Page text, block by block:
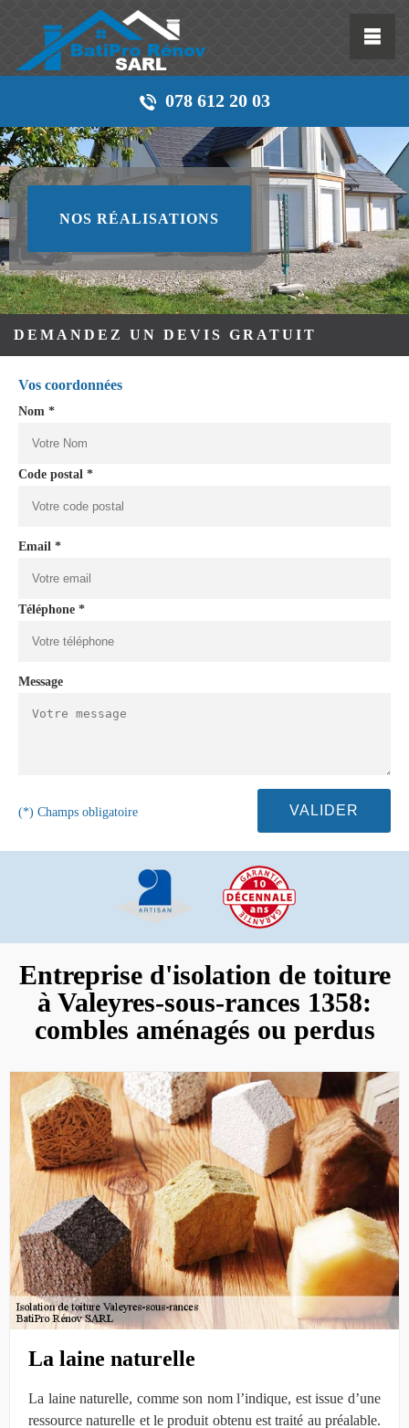
078 612 20 03
NOS RÉALISATIONS
DEMANDEZ UN DEVIS GRATUIT
Vos coordonnées
Nom *
Code postal *
Email *
Téléphone *
Message
(*) Champs obligatoire
Entreprise d'isolation de toiture
à Valeyres-sous-rances 1358:
combles aménagés ou perdus
La laine naturelle
La laine naturelle, comme son nom l’indique, est issue d’une
ressource naturelle et le produit obtenu est traité au préalable.